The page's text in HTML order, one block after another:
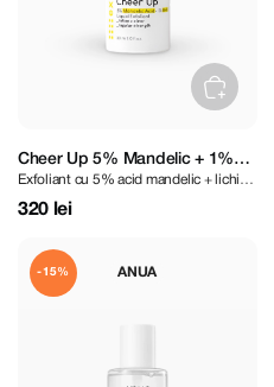
Cheer Up 5% Mandelic + 1%
BHA Liquid 30 ml
Exfoliant cu 5% acid mandelic + lichid
1% BHA
320 lei
ANUA
-15%